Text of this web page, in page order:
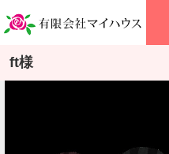
ft様